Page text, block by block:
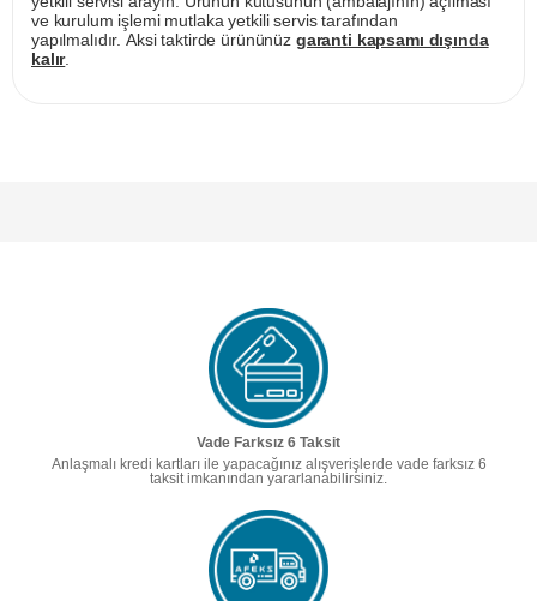
ve kurulum işlemi mutlaka yetkili servis tarafından
yapılmalıdır. Aksi taktirde ürününüz garanti kapsamı dışında
kalır.
Vade Farksız 6 Taksit
Anlaşmalı kredi kartları ile yapacağınız alışverişlerde vade farksız 6
taksit imkanından yararlanabilirsiniz.